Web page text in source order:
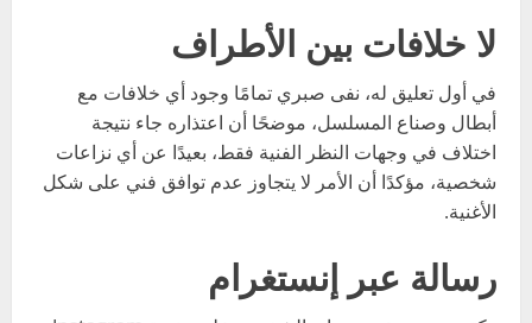
لا خلافات بين الأطراف
في أول تعليق له، نفى صبري تمامًا وجود أي خلافات مع
أبطال وصناع المسلسل، موضحًا أن اعتذاره جاء نتيجة
اختلاف في وجهات النظر الفنية فقط، بعيدًا عن أي نزاعات
شخصية، مؤكدًا أن الأمر لا يتجاوز عدم توافق فني على شكل
الأغنية.
رسالة عبر إنستغرام